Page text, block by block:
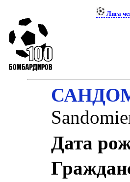
Лига
Дата